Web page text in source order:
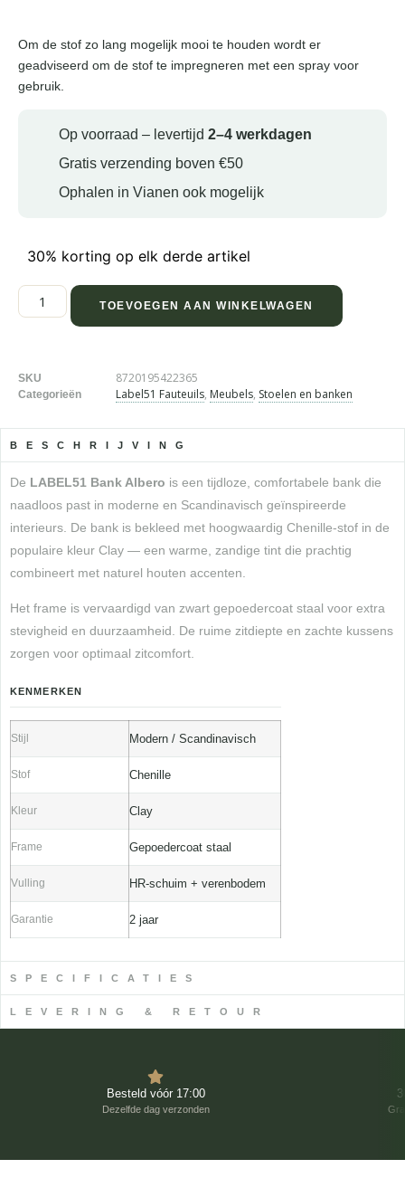
Om de stof zo lang mogelijk mooi te houden wordt er
geadviseerd om de stof te impregneren met een spray voor
gebruik.
Op voorraad – levertijd 2–4 werkdagen
Gratis verzending boven €50
Ophalen in Vianen ook mogelijk
30% korting op elk derde artikel
TOEVOEGEN AAN WINKELWAGEN
SKU 8720195422365
Categorieën Label51 Fauteuils, Meubels, Stoelen en banken
BESCHRIJVING
De LABEL51 Bank Albero is een tijdloze, comfortabele bank die
naadloos past in moderne en Scandinavisch geïnspireerde
interieurs. De bank is bekleed met hoogwaardig Chenille-stof in de
populaire kleur Clay — een warme, zandige tint die prachtig
combineert met naturel houten accenten.
Het frame is vervaardigd van zwart gepoedercoat staal voor extra
stevigheid en duurzaamheid. De ruime zitdiepte en zachte kussens
zorgen voor optimaal zitcomfort.
KENMERKEN
Stijl Modern / Scandinavisch
Stof Chenille
Kleur Clay
Frame Gepoedercoat staal
Vulling HR-schuim + verenbodem
Garantie 2 jaar
SPECIFICATIES
LEVERING & RETOUR
Besteld vóór 17:00
Dezelfde dag verzonden